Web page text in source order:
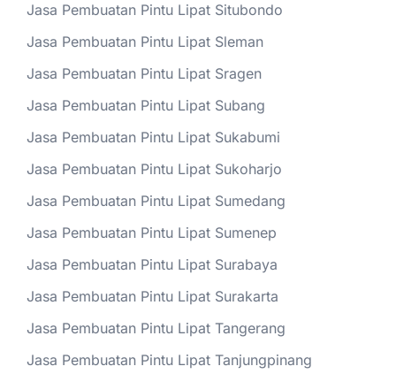
Jasa Pembuatan Pintu Lipat Situbondo
Jasa Pembuatan Pintu Lipat Sleman
Jasa Pembuatan Pintu Lipat Sragen
Jasa Pembuatan Pintu Lipat Subang
Jasa Pembuatan Pintu Lipat Sukabumi
Jasa Pembuatan Pintu Lipat Sukoharjo
Jasa Pembuatan Pintu Lipat Sumedang
Jasa Pembuatan Pintu Lipat Sumenep
Jasa Pembuatan Pintu Lipat Surabaya
Jasa Pembuatan Pintu Lipat Surakarta
Jasa Pembuatan Pintu Lipat Tangerang
Jasa Pembuatan Pintu Lipat Tanjungpinang